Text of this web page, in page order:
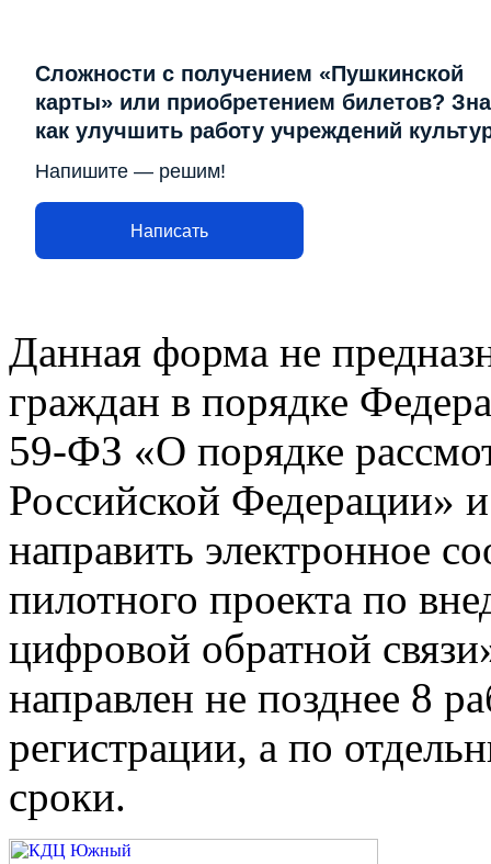
Сложности с получением «Пушкинской
карты» или приобретением билетов?
как улучшить работу учреждений
Напишите — решим!
Написать
Данная форма не
граждан в порядке
59-ФЗ «О порядке
Российской Федерации»
направить электронное
пилотного проекта по
цифровой обратной
направлен не позднее 8
регистрации, а по
сроки.